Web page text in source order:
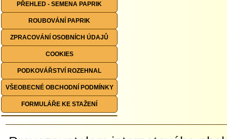
PŘEHLED - SEMENA PAPRIK
ROUBOVÁNÍ PAPRIK
ZPRACOVÁNÍ OSOBNÍCH ÚDAJŮ
COOKIES
PODKOVÁŘSTVÍ ROZEHNAL
VŠEOBECNÉ OBCHODNÍ PODMÍNKY
FORMULÁŘE KE STAŽENÍ